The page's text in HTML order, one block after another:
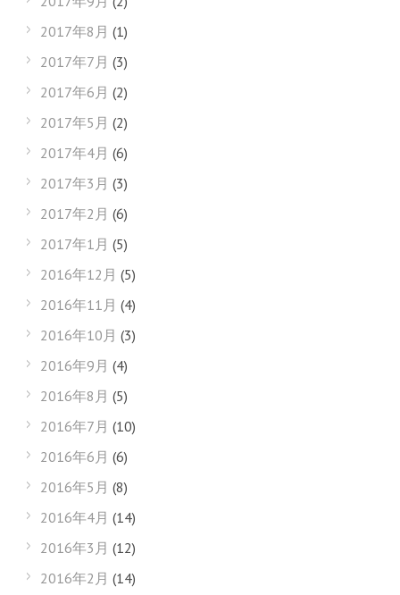
2017年8月 (1)
2017年7月 (3)
2017年6月 (2)
2017年5月 (2)
2017年4月 (6)
2017年3月 (3)
2017年2月 (6)
2017年1月 (5)
2016年12月 (5)
2016年11月 (4)
2016年10月 (3)
2016年9月 (4)
2016年8月 (5)
2016年7月 (10)
2016年6月 (6)
2016年5月 (8)
2016年4月 (14)
2016年3月 (12)
2016年2月 (14)